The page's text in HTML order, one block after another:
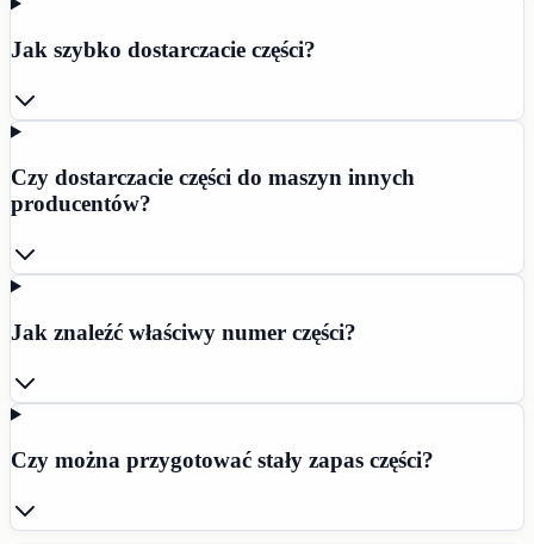
Jak szybko dostarczacie części?
Czy dostarczacie części do maszyn innych
producentów?
Jak znaleźć właściwy numer części?
Czy można przygotować stały zapas części?